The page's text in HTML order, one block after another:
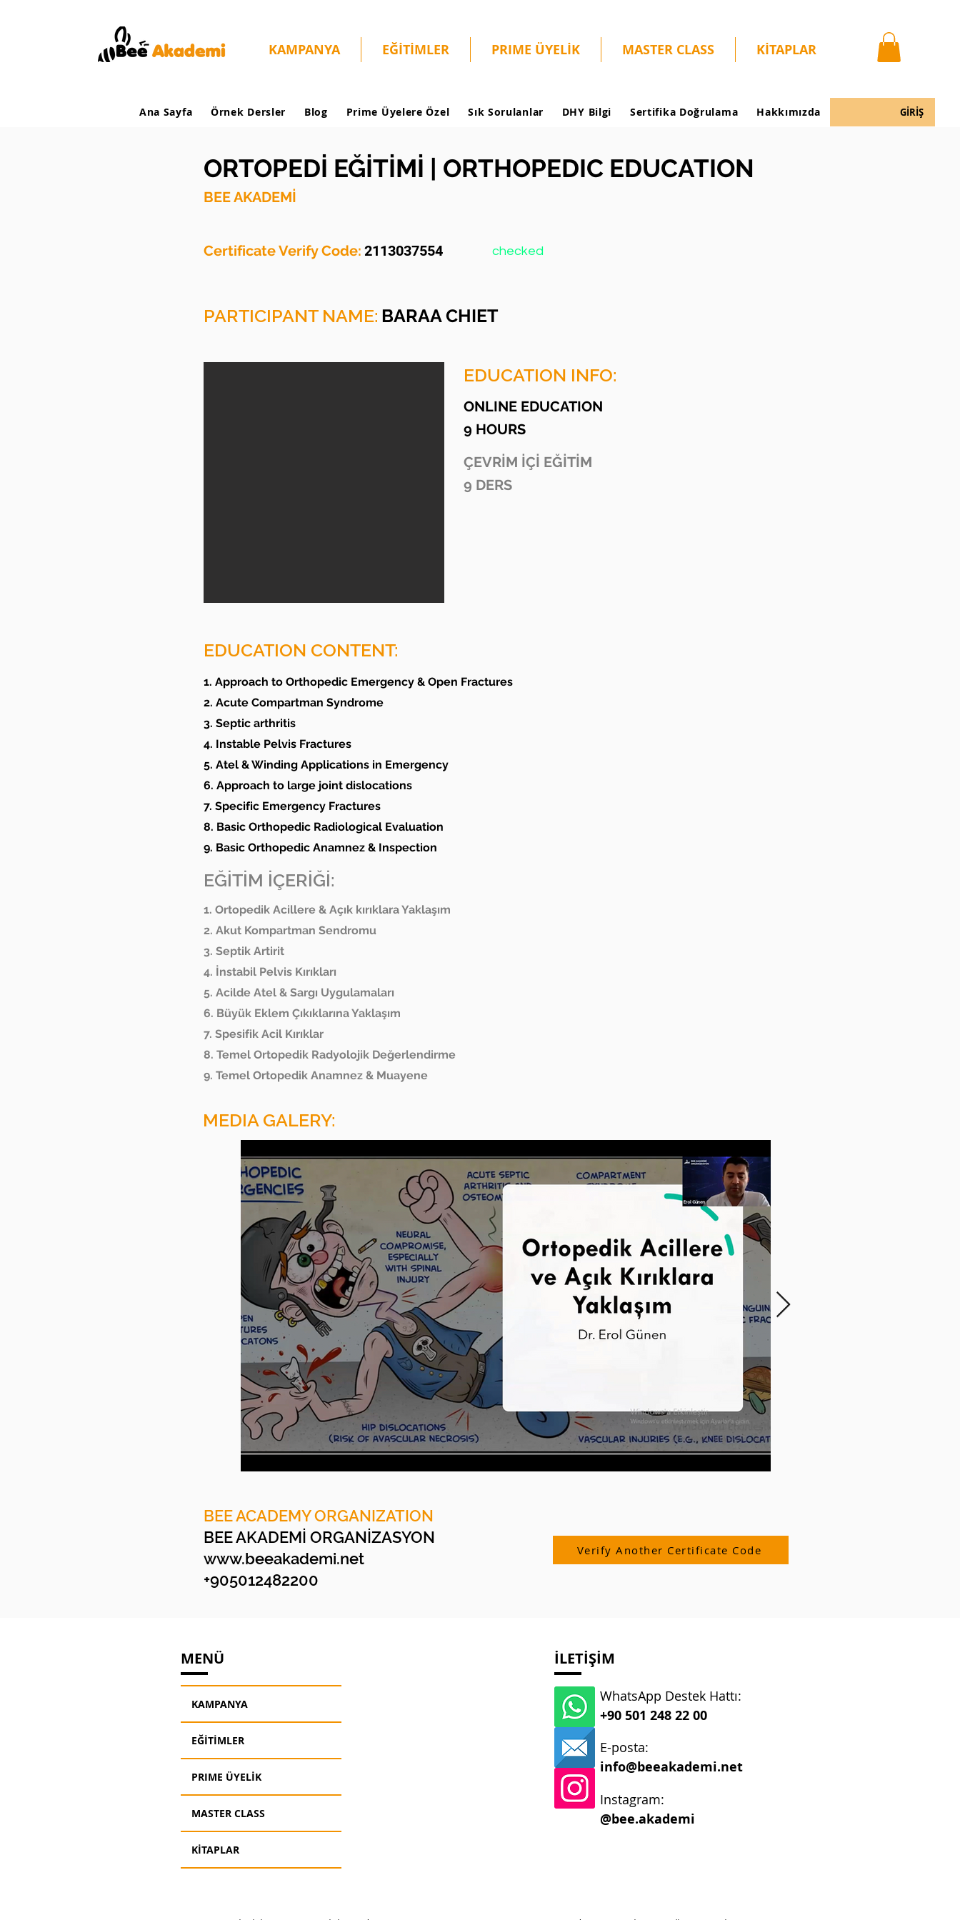
KAMPANYA EĞİTİMLER PRIME ÜYELİK MASTER CLASS KİTAPLAR
Ana Sayfa Örnek Dersler Blog Prime Üyelere Özel Sık Sorulanlar DHY Bilgi Sertifika Doğrulama Hakkımızda GİRİŞ
ORTOPEDİ EĞİTİMİ | ORTHOPEDIC EDUCATION
BEE AKADEMİ
Certificate Verify Code: 2113037554 checked
PARTICIPANT NAME: BARAA CHIET
EDUCATION INFO:
ONLINE EDUCATION
9 HOURS
ÇEVRİM İÇİ EĞİTİM
9 DERS
EDUCATION CONTENT:
1. Approach to Orthopedic Emergency & Open Fractures
2. Acute Compartman Syndrome
3. Septic arthritis
4. Instable Pelvis Fractures
5. Atel & Winding Applications in Emergency
6. Approach to large joint dislocations
7. Specific Emergency Fractures
8. Basic Orthopedic Radiological Evaluation
9. Basic Orthopedic Anamnez & Inspection
EĞİTİM İÇERİĞİ:
1. Ortopedik Acillere & Açık kırıklara Yaklaşım
2. Akut Kompartman Sendromu
3. Septik Artirit
4. İnstabil Pelvis Kırıkları
5. Acilde Atel & Sargı Uygulamaları
6. Büyük Eklem Çıkıklarına Yaklaşım
7. Spesifik Acil Kırıklar
8. Temel Ortopedik Radyolojik Değerlendirme
9. Temel Ortopedik Anamnez & Muayene
MEDIA GALERY:
BEE ACADEMY ORGANIZATION
BEE AKADEMİ ORGANİZASYON
www.beeakademi.net
+905012482200
Verify Another Certificate Code
MENÜ
KAMPANYA
EĞİTİMLER
PRIME ÜYELİK
MASTER CLASS
KİTAPLAR
İLETİŞİM
WhatsApp Destek Hattı:
+90 501 248 22 00
E-posta:
info@beeakademi.net
Instagram:
@bee.akademi